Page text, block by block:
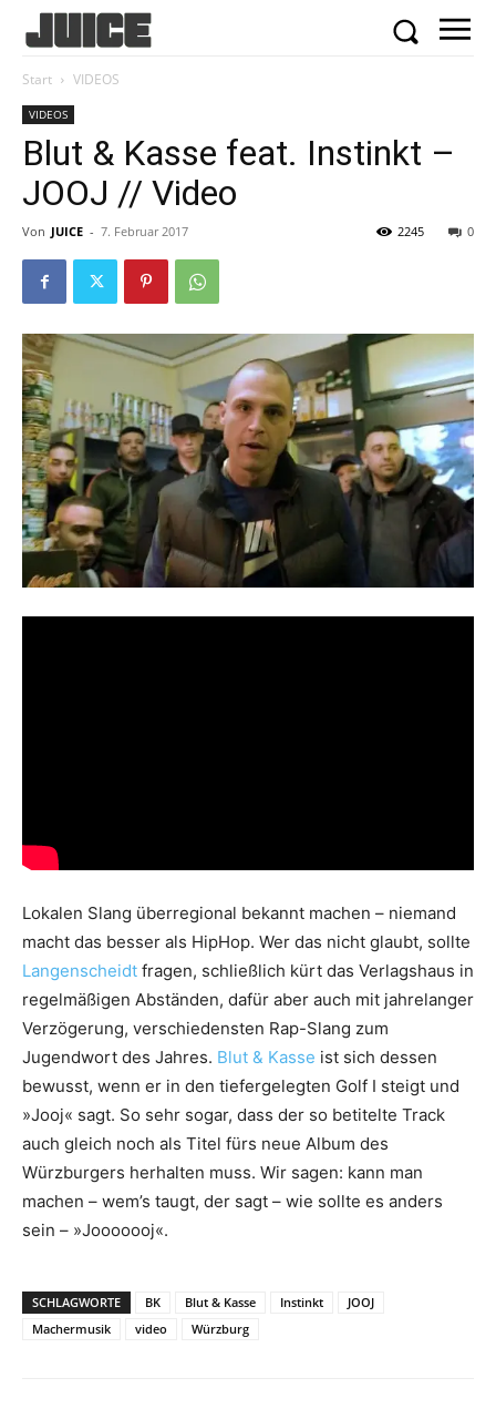
Start VIDEOS
VIDEOS
Blut & Kasse feat. Instinkt –
JOOJ // Video
Von JUICE - 7. Februar 2017 0
2245
Lokalen Slang überregional bekannt machen – niemand
macht das besser als HipHop. Wer das nicht glaubt, sollte
Langenscheidt fragen, schließlich kürt das Verlagshaus in
regelmäßigen Abständen, dafür aber auch mit jahrelanger
Verzögerung, verschiedensten Rap-Slang zum
Jugendwort des Jahres. Blut & Kasse ist sich dessen
bewusst, wenn er in den tiefergelegten Golf I steigt und
»Jooj« sagt. So sehr sogar, dass der so betitelte Track
auch gleich noch als Titel fürs neue Album des
Würzburgers herhalten muss. Wir sagen: kann man
machen – wem’s taugt, der sagt – wie sollte es anders
sein – »Jooooooj«.
SCHLAGWORTE BK Blut & Kasse Instinkt
JOOJ
Machermusik
video Würzburg